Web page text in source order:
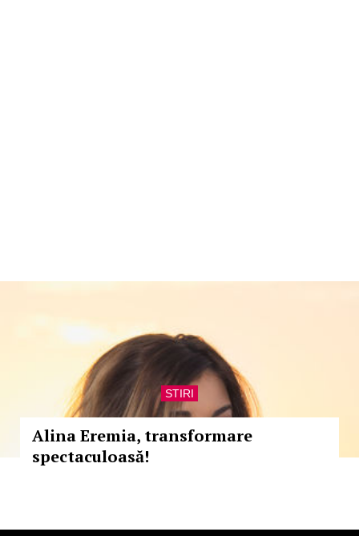
STIRI
Alina Eremia, transformare
spectaculoasă!